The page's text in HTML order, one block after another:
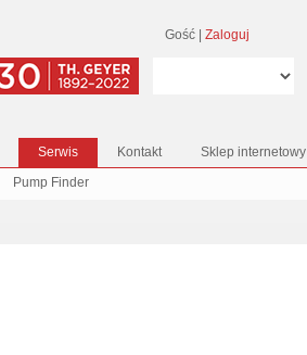
Gość Zaloguj
Serwis Kontakt
Sklep internetowy
Pump Finder